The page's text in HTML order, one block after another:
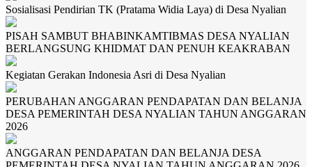
Sosialisasi Pendirian TK (Pratama Widia Laya) di Desa Nyalian
PISAH SAMBUT BHABINKAMTIBMAS DESA NYALIAN
BERLANGSUNG KHIDMAT DAN PENUH KEAKRABAN
Kegiatan Gerakan Indonesia Asri di Desa Nyalian
PERUBAHAN ANGGARAN PENDAPATAN DAN BELANJA
DESA PEMERINTAH DESA NYALIAN TAHUN ANGGARAN
2026
ANGGARAN PENDAPATAN DAN BELANJA DESA